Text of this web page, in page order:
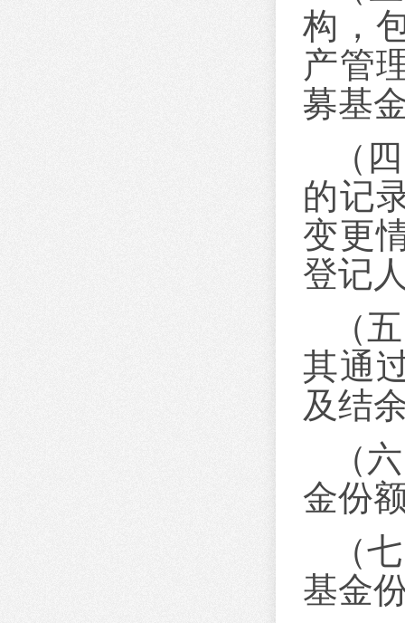
构，
产管
募基
（
的记
变更
登记
（
其通
及结
（
金份
（
基金